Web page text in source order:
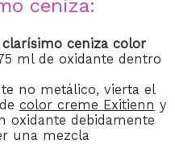
ceniza:
clarísimo ceniza color
ml de oxidante dentro
no metálico, vierta el
color creme Exitienn y
oxidante debidamente
una mezcla